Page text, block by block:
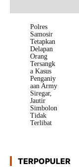
Polres
Samosir
Tetapkan
Delapan
Orang
Tersangk
a Kasus
Penganiy
aan Army
Siregar,
Jautir
Simbolon
Tidak
Terlibat
TERPOPULER